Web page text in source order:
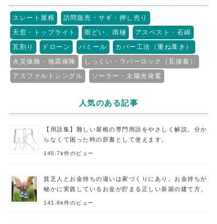
スレート屋根
訪問販売・サギ・押し売り
天窓・トップライト
雨どい、雨樋
アスベスト・石綿
瓦割り
ドローン パミール
カバー工法（重ね葺き）
火災保険・地震保険
しっくい・ラバーロック（瓦接着）
アスファルトシングル
ソーラー・太陽光発電
人気のある記事
【用語集】難しい屋根の専門用語をやさしく解説。分か
らなくて困った時の辞書として使えます。
145.7k件のビュー
貧乏人とお金持ちの違いは家づくりにあり。お金持ちが
秘かに実践しているお金が貯まる正しい新築の建て方。
141.8k件のビュー